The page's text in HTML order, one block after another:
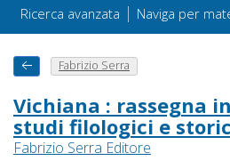
Ricerca avanzata | Naviga per
Fabrizio Serra
Vichiana : rassegna
studi filologici e
Fabrizio Serra Editore